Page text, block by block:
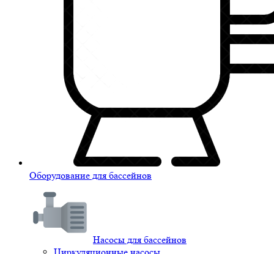
Оборудование для бассейнов
Насосы для бассейнов